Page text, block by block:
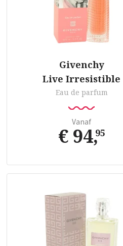
Givenchy
Live Irresistible
Eau de parfum
Vanaf
€ 94,95